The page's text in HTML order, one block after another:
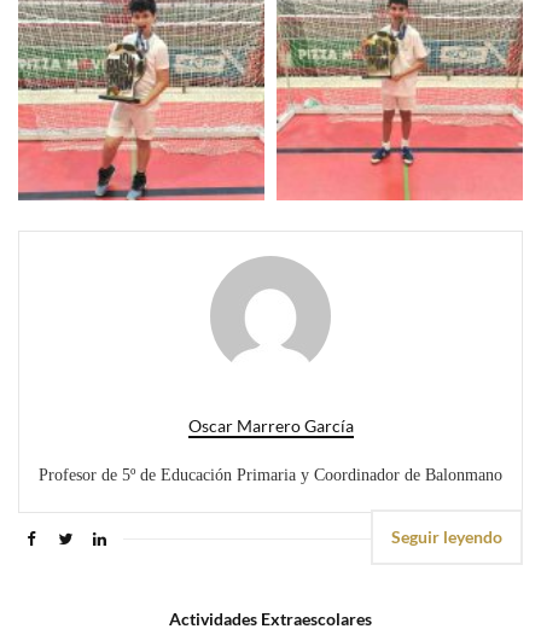
Oscar Marrero García
Profesor de 5º de Educación Primaria y Coordinador de Balonmano
Seguir leyendo
Actividades Extraescolares